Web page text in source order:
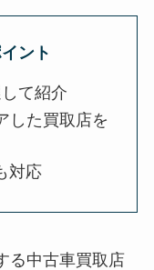
ント
て紹介
した買取店を
対応
る中古車買取店